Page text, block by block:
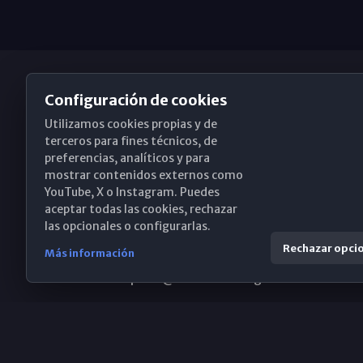
Obispado de Málaga
Santa María, 18-20. 29015 Málaga
(+34) 952 224 386
Configuración de cookies
Utilizamos cookies propias y de
terceros para fines técnicos, de
preferencias, analíticos y para
mostrar contenidos externos como
YouTube, X o Instagram. Puedes
aceptar todas las cookies, rechazar
las opcionales o configurarlas.
Más información Rechazar